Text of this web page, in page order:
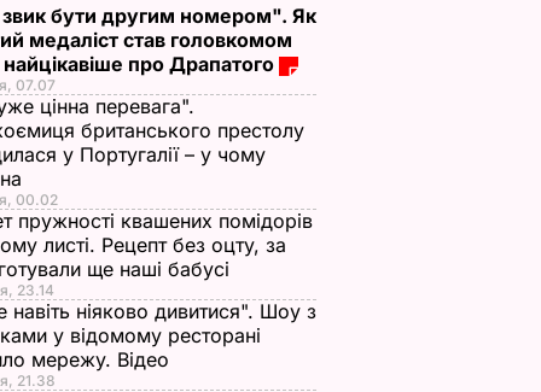
бути другим номером". Як
медаліст став головкомом
про Драпатого
07.07
цінна перевага".
британського престолу
у Португалії – у чому
00.02
пружності квашених помідорів
листі. Рецепт без оцту, за
ще наші бабусі
23.14
навіть ніяково дивитися". Шоу з
у відомому ресторані
мережу. Відео
21.38